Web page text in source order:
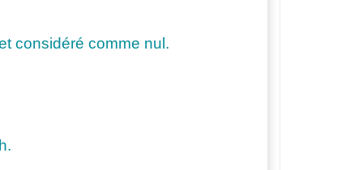
considéré comme nul.